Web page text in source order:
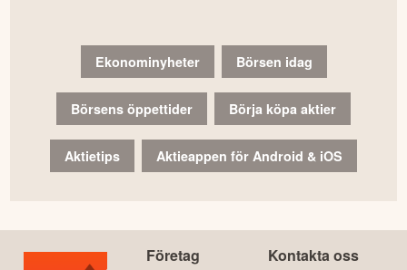
Ekonominyheter Börsen idag
Börsens öppettider Börja köpa aktier
Aktietips Aktieappen för Android & iOS
Företag Kontakta oss